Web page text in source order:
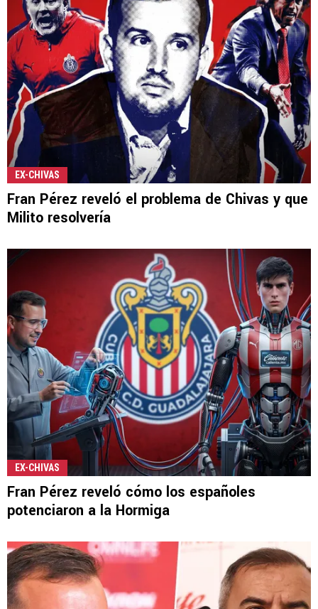
EX-CHIVAS
Fran Pérez reveló el problema de Chivas y que
Milito resolvería
EX-CHIVAS
Fran Pérez reveló cómo los españoles
potenciaron a la Hormiga